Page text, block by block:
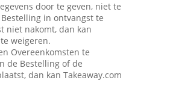
door te geven, niet te
in ontvangst te
niet nakomt, dan kan
weigeren.
Overeenkomsten te
de Bestelling of de
dan kan Takeaway.com